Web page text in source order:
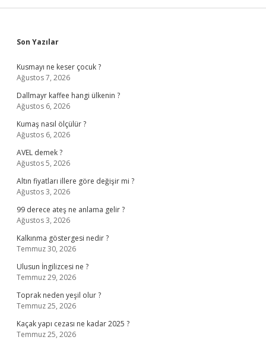
Sidebar
Son Yazılar
Kusmayı ne keser çocuk ?
Ağustos 7, 2026
Dallmayr kaffee hangi ülkenin ?
Ağustos 6, 2026
Kumaş nasıl ölçülür ?
Ağustos 6, 2026
AVEL demek ?
Ağustos 5, 2026
Altın fiyatları illere göre değişir mi ?
Ağustos 3, 2026
99 derece ateş ne anlama gelir ?
Ağustos 3, 2026
Kalkınma göstergesi nedir ?
Temmuz 30, 2026
Ulusun İngilizcesi ne ?
Temmuz 29, 2026
Toprak neden yeşil olur ?
Temmuz 25, 2026
Kaçak yapı cezası ne kadar 2025 ?
Temmuz 25, 2026